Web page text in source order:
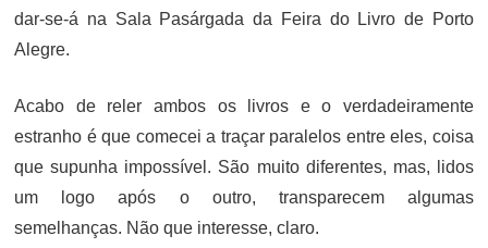
dar-se-á na Sala Pasárgada da Feira do Livro de Porto
Alegre.
Acabo de reler ambos os livros e o verdadeiramente
estranho é que comecei a traçar paralelos entre eles, coisa
que supunha impossível. São muito diferentes, mas, lidos
um logo após o outro, transparecem algumas
semelhanças. Não que interesse, claro.